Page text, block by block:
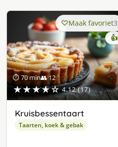
⏱ 70 min👥 12
★★★★☆ 4.12 (17)
Maak favoriet3
👍
Kruisbessentaart
Taarten, koek & gebak